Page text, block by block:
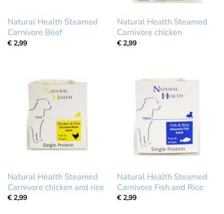
Natural Health Steamed
Carnivore Beef
€ 2,99
Natural Health Steamed
Carnivore chicken
€ 2,99
Natural Health Steamed
Carnivore chicken and rice
€ 2,99
Natural Health Steamed
Carnivore Fish and Rice
€ 2,99